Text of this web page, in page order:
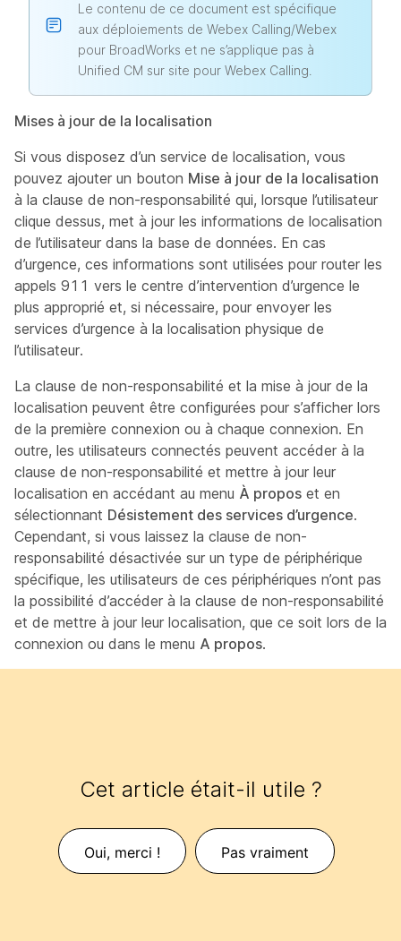
Le contenu de ce document est spécifique
aux déploiements de Webex Calling/Webex
pour BroadWorks et ne s’applique pas à
Unified CM sur site pour Webex Calling.
Mises à jour de la localisation
Si vous disposez d’un service de localisation, vous
pouvez ajouter un bouton Mise à jour de la localisation
à la clause de non-responsabilité qui, lorsque l’utilisateur
clique dessus, met à jour les informations de localisation
de l’utilisateur dans la base de données. En cas
d’urgence, ces informations sont utilisées pour router les
appels 911 vers le centre d’intervention d’urgence le
plus approprié et, si nécessaire, pour envoyer les
services d’urgence à la localisation physique de
l’utilisateur.
La clause de non-responsabilité et la mise à jour de la
localisation peuvent être configurées pour s’afficher lors
de la première connexion ou à chaque connexion. En
outre, les utilisateurs connectés peuvent accéder à la
clause de non-responsabilité et mettre à jour leur
localisation en accédant au menu À propos et en
sélectionnant Désistement des services d’urgence.
Cependant, si vous laissez la clause de non-
responsabilité désactivée sur un type de périphérique
spécifique, les utilisateurs de ces périphériques n’ont pas
la possibilité d’accéder à la clause de non-responsabilité
et de mettre à jour leur localisation, que ce soit lors de la
connexion ou dans le menu A propos.
Cet article était-il utile ?
Oui, merci ! Pas vraiment